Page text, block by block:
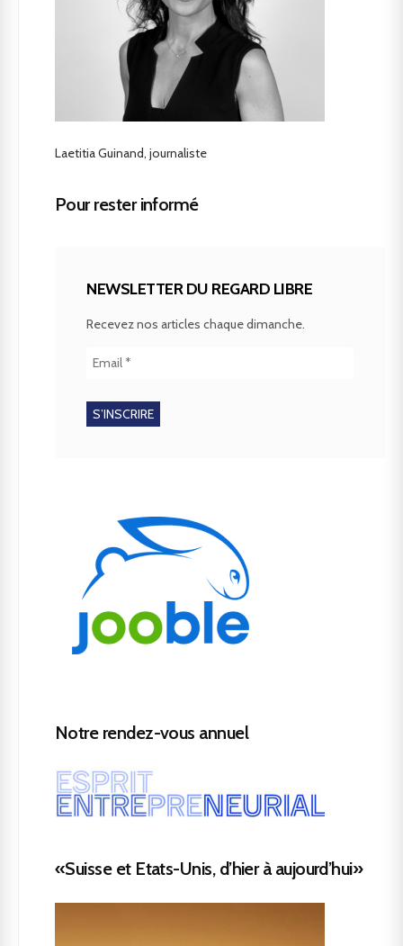
Laetitia Guinand, journaliste
Pour rester informé
NEWSLETTER DU REGARD LIBRE
Recevez nos articles chaque dimanche.
Notre rendez-vous annuel
«Suisse et Etats-Unis, d’hier à aujourd’hui»